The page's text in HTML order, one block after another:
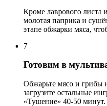
Кроме лаврового листа
молотая паприка и
этапе обжарки мяса,
7
Готовим в
Обжарьте мясо и грибы
загрузите остальные
«Тушение» 40-50 минут.